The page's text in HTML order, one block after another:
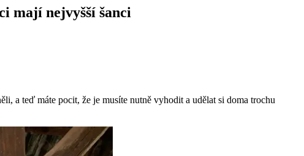
mají nejvyšší šanci
a teď máte pocit, že je musíte nutně vyhodit a udělat si doma trochu